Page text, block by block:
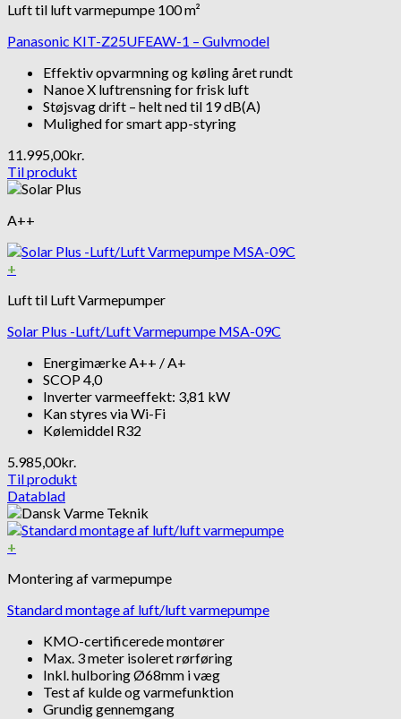
Luft til luft varmepumpe 100 m²
Panasonic KIT-Z25UFEAW-1 – Gulvmodel
Effektiv opvarmning og køling året rundt
Nanoe X luftrensning for frisk luft
Støjsvag drift – helt ned til 19 dB(A)
Mulighed for smart app-styring
11.995,00kr.
Til produkt
A++
+
Luft til Luft Varmepumper
Solar Plus -Luft/Luft Varmepumpe MSA-09C
Energimærke A++ / A+
SCOP 4,0
Inverter varmeeffekt: 3,81 kW
Kan styres via Wi-Fi
Kølemiddel R32
5.985,00kr.
Til produkt
Datablad
+
Montering af varmepumpe
Standard montage af luft/luft varmepumpe
KMO-certificerede montører
Max. 3 meter isoleret rørføring
Inkl. hulboring Ø68mm i væg
Test af kulde og varmefunktion
Grundig gennemgang